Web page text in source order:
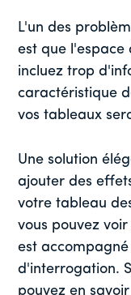
L'un des
est que l'espace
incluez trop
caractéristique
vos tableaux
Une solution
ajouter des
votre tableau
vous pouvez
est
d'interrogation.
pouvez en